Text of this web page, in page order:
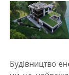
Будівництво